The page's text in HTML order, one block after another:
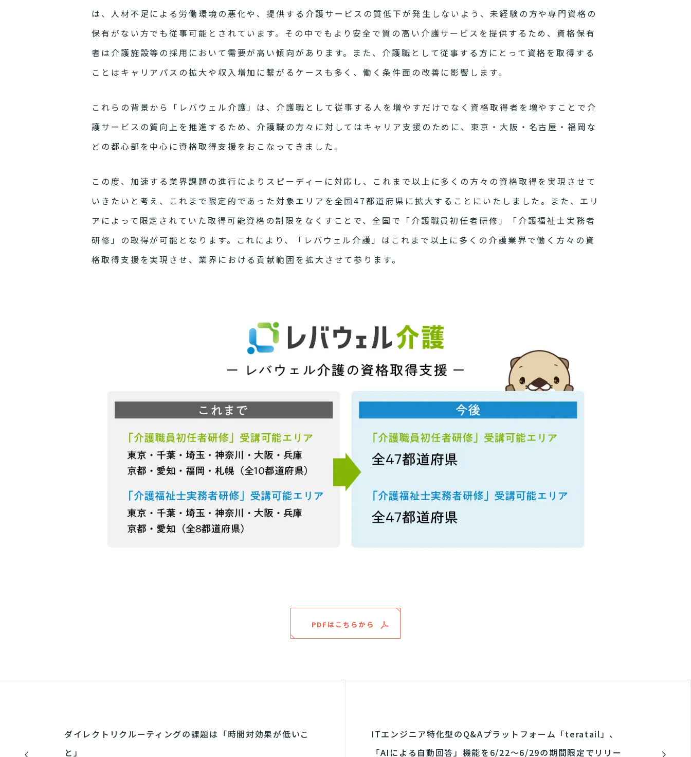
は、人材不足による労働環境の悪化や、提供する介護サービスの質低下が発生しないよう、未経験の方や専門資格の
保有がない方でも従事可能とされています。その中でもより安全で質の高い介護サービスを提供するため、資格保有
者は介護施設等の採用において需要が高い傾向があります。また、介護職として従事する方にとって資格を取得する
ことはキャリアパスの拡大や収入増加に繋がるケースも多く、働く条件面の改善に影響します。
これらの背景から「レバウェル介護」は、介護職として従事する人を増やすだけでなく資格取得者を増やすことで介
護サービスの質向上を推進するため、介護職の方々に対してはキャリア支援のために、東京・大阪・名古屋・福岡な
どの都心部を中心に資格取得支援をおこなってきました。
この度、加速する業界課題の進行によりスピーディーに対応し、これまで以上に多くの方々の資格取得を実現させて
いきたいと考え、これまで限定的であった対象エリアを全国47都道府県に拡大することにいたしました。また、エリ
アによって限定されていた取得可能資格の制限をなくすことで、全国で「介護職員初任者研修」「介護福祉士実務者
研修」の取得が可能となります。これにより、「レバウェル介護」はこれまで以上に多くの介護業界で働く方々の資
格取得支援を実現させ、業界における貢献範囲を拡大させて参ります。
PDFはこちらから
ダイレクトリクルーティングの課題は「時間対効果が低いこ
と」
ITエンジニア特化型のQ&Aプラットフォーム「teratail」、
「AIによる自動回答」機能を6/22〜6/29の期間限定でリリー